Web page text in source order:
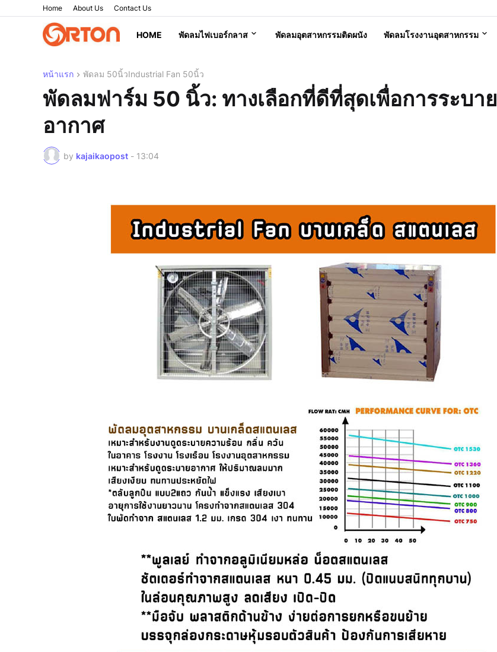
Home About Us Contact Us
HOME พัดลมไฟเบอร์กลาส พัดลมอุตสาหกรรมติดผนัง พัดลมโรงงานอุตสาหกรรม
หน้าแรก พัดลม 50นิ้วIndustrial Fan 50นิ้ว
พัดลมฟาร์ม 50 นิ้ว: ทางเลือกที่ดีที่สุดเพื่อการระบาย
อากาศ
by kajaikaopost - 13:04